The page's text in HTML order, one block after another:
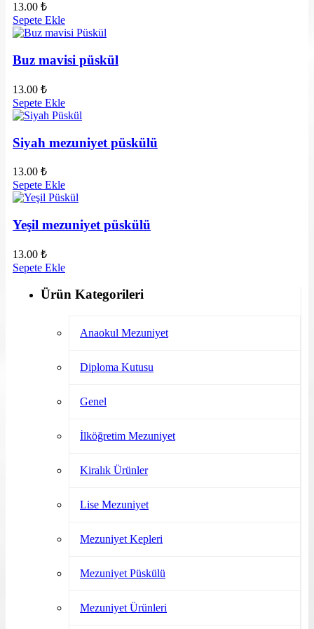
13.00 ₺
Sepete Ekle
Buz mavisi püskül
13.00 ₺
Sepete Ekle
Siyah mezuniyet püskülü
13.00 ₺
Sepete Ekle
Yeşil mezuniyet püskülü
13.00 ₺
Sepete Ekle
Ürün Kategorileri
Anaokul Mezuniyet
Diploma Kutusu
Genel
İlköğretim Mezuniyet
Kiralık Ürünler
Lise Mezuniyet
Mezuniyet Kepleri
Mezuniyet Püskülü
Mezuniyet Ürünleri